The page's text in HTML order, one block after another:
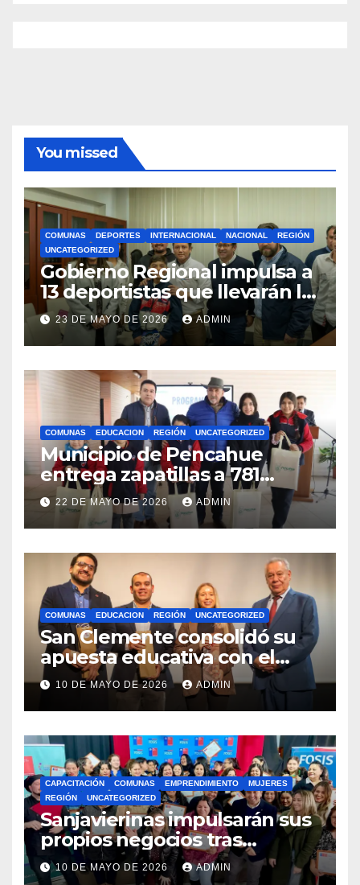
You missed
COMUNAS DEPORTES INTERNACIONAL NACIONAL
REGIÓN
UNCATEGORIZED
Gobierno Regional impulsa a
13 deportistas que llevarán la
bandera maulina a
competencias
internacionales
23 DE MAYO DE 2026 ADMIN
COMUNAS EDUCACION REGIÓN UNCATEGORIZED
Municipio de Pencahue
entrega zapatillas a 781
estudiantes con recursos del
Royalty Minero
22 DE MAYO DE 2026 ADMIN
COMUNAS EDUCACION REGIÓN UNCATEGORIZED
San Clemente consolidó su
apuesta educativa con el
lanzamiento del
Preuniversitario Brotes 2026
10 DE MAYO DE 2026 ADMIN
CAPACITACIÓN COMUNAS EMPRENDIMIENTO
MUJERES
REGIÓN
UNCATEGORIZED
Sanjavierinas impulsarán sus
propios negocios tras
capacitarse junto al FOSIS
10 DE MAYO DE 2026 ADMIN